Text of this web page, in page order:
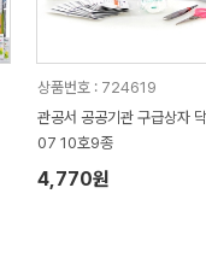
상품번호 : 724619
관공서 공공기관 구급상자
07 10호9종
4,770원